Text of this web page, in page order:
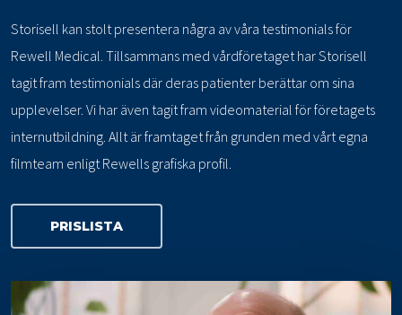
Storisell kan stolt presentera några av våra testimonials för
Rewell Medical. Tillsammans med vårdföretaget har Storisell
tagit fram testimonials där deras patienter berättar om sina
upplevelser. Vi har även tagit fram videomaterial för företagets
internutbildning. Allt är framtaget från grunden med vårt egna
filmteam enligt Rewells grafiska profil.
PRISLISTA